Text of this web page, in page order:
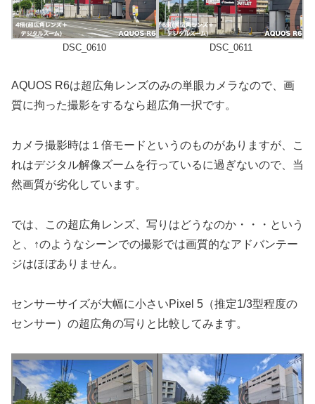
DSC_0610 DSC_0611
AQUOS R6は超広角レンズのみの単眼カメラなので、画
質に拘った撮影をするなら超広角一択です。
カメラ撮影時は１倍モードというのものがありますが、こ
れはデジタル解像ズームを行っているに過ぎないので、当
然画質が劣化しています。
では、この超広角レンズ、写りはどうなのか・・・という
と、↑のようなシーンでの撮影では画質的なアドバンテー
ジはほぼありません。
センサーサイズが大幅に小さいPixel 5（推定1/3型程度の
センサー）の超広角の写りと比較してみます。